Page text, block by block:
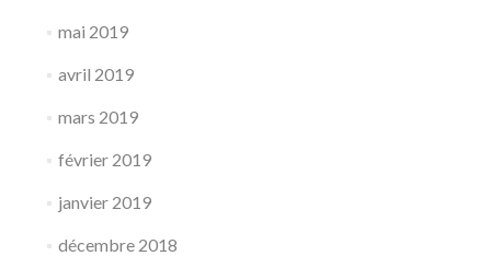
mai 2019
avril 2019
mars 2019
février 2019
janvier 2019
décembre 2018